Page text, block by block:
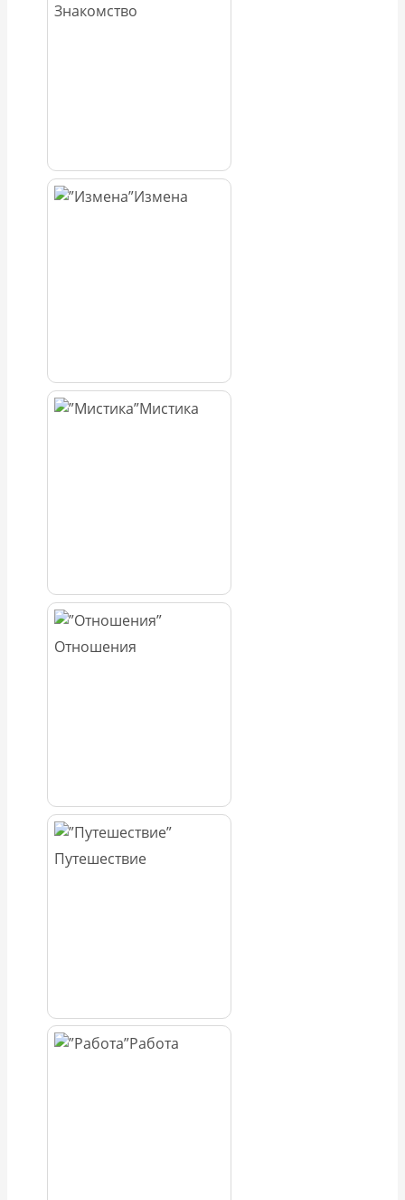
Знакомство
Измена
Мистика
Отношения
Путешествие
Работа